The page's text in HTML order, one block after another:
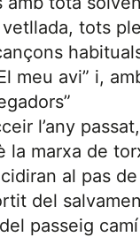
tots
meu avi” i,
l’any
la marxa de
al pas
del
passeig